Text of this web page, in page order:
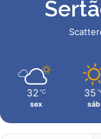
32 ℃
sex
35
sáb